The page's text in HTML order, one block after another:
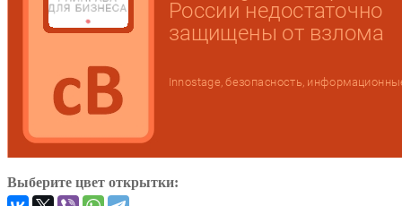
Выберите цвет открытки: